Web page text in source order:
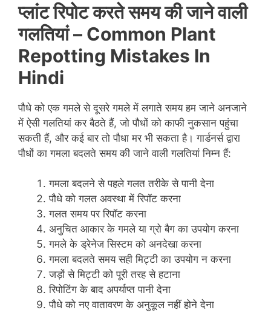
प्लांट रिपोट करते समय की जाने वाली
गलतियां – Common Plant
Repotting Mistakes In
Hindi
पौधे को एक गमले से दूसरे गमले में लगाते समय हम जाने अनजाने
में ऐसी गलतियां कर बैठते हैं, जो पौधों को काफी नुकसान पहुंचा
सकती हैं, और कई बार तो पौधा मर भी सकता है। गार्डनर्स द्वारा
पौधों का गमला बदलते समय की जाने वाली गलतियां निम्न हैं:
गमला बदलने से पहले गलत तरीके से पानी देना
पौधे को गलत अवस्था में रिपॉट करना
गलत समय पर रिपॉट करना
अनुचित आकार के गमले या ग्रो बैग का उपयोग करना
गमले के ड्रेनेज सिस्टम को अनदेखा करना
गमला बदलते समय सही मिट्टी का उपयोग न करना
जड़ों से मिट्टी को पूरी तरह से हटाना
रिपोटिंग के बाद अपर्याप्त पानी देना
पौधे को नए वातावरण के अनुकूल नहीं होने देना